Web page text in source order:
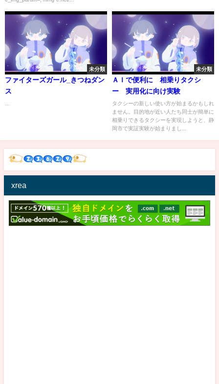
未分類
ファイターズガール_きつねダン
ス
...
未分類
ＡＩで便利に 相乗りタクシ
ー 実用化に向け実験
タクシーの新しい使い方が始まるかもしれ
ません。目的地が近い人たち同士が簡単に
相乗りできるタクシーを実現しようと、静
岡市で実証実験が始まりまし...
xrea